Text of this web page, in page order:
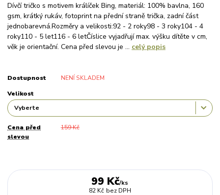
Dívčí tričko s motivem králíček Bing, materiál: 100% bavlna, 160
gsm, krátký rukáv, fotoprint na přední straně trička, zadní část
jednobarevná.Rozměry a velikosti:92 - 2 roky98 - 3 roky104 - 4
roky110 - 5 let116 - 6 letČíslice vyjadřují max. výšku dítěte v cm,
věk je orientační. Cena před slevou je ... celý popis
Dostupnost NENÍ SKLADEM
Velikost
Cena před
slevou
159 Kč
99 Kč/ks
82 Kč bez DPH